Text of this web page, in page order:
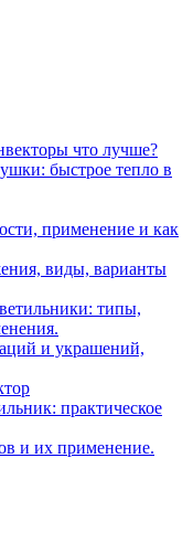
что лучше?
быстрое тепло в
применение и как
виды, варианты
типы,
и украшений,
практическое
и их применение.